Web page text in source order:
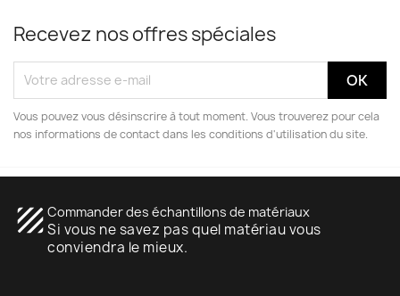
Recevez nos offres spéciales
Vous pouvez vous désinscrire à tout moment. Vous trouverez pour cela
nos informations de contact dans les conditions d'utilisation du site.
texture Commander des échantillons de matériaux
Si vous ne savez pas quel matériau vous
conviendra le mieux.